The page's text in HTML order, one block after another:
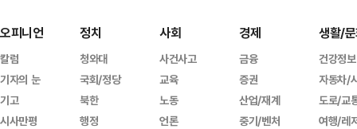
오피니언
칼럼
기자의 눈
기고
시사만평
정치
청와대
국회/정당
북한
행정
사회
사건사고
교육
노동
언론
경제
금융
증권
산업/재계
중기/벤처
생활/
건강정보
자동차/
도로/교
여행/레